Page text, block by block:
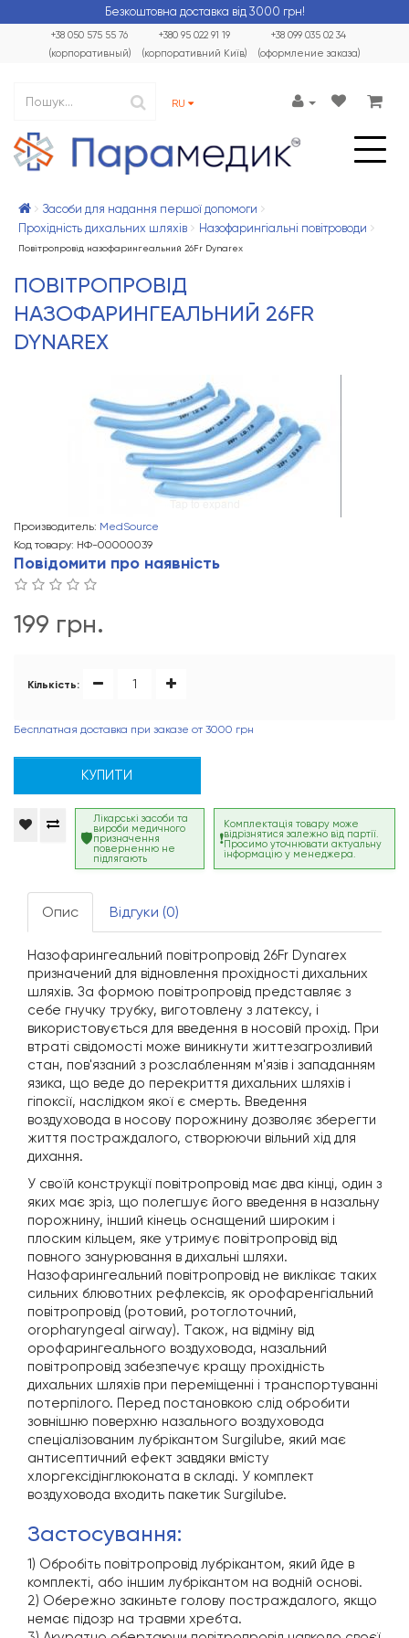
Безкоштовна доставка від 3000 грн!
+38 099 035 02 34
(оформление заказа)
+38 050 575 55 76
(корпоративный)
+380 95 022 91 19
(корпоративний Київ)
RU
Засоби для надання першої допомоги
Прохідність дихальних шляхів
Назофарингіальні повітроводи
Повітропровід назофарингеальний 26Fr Dynarex
ПОВІТРОПРОВІД
НАЗОФАРИНГЕАЛЬНИЙ 26FR
DYNAREX
Tap to expand
Производитель: MedSource
Код товару: НФ-00000039
Повідомити про наявність
199 грн.
Кількість:
Бесплатная доставка при заказе от 3000 грн
КУПИТИ
Лікарські засоби та
вироби медичного
призначення
поверненню не
підлягають
Комплектація товару може
відрізнятися залежно від партії.
Просимо уточнювати актуальну
інформацію у менеджера.
Опис Відгуки (0)
Назофарингеальний повітропровід 26Fr Dynarex
призначений для відновлення прохідності дихальних
шляхів. За формою повітропровід представляє з
себе гнучку трубку, виготовлену з латексу, і
використовується для введення в носовій прохід. При
втраті свідомості може виникнути життезагрозливий
стан, пов'язаний з розслабленням м'язів і западанням
язика, що веде до перекриття дихальних шляхів і
гіпоксії, наслідком якої є смерть. Введення
воздуховода в носову порожнину дозволяє зберегти
життя постраждалого, створюючи вільний хід для
дихання.
У своїй конструкції повітропровід має два кінці, один з
яких має зріз, що полегшує його введення в назальну
порожнину, інший кінець оснащений широким і
плоским кільцем, яке утримує повітропровід від
повного занурювання в дихальні шляхи.
Назофарингеальний повітропровід не виклікає таких
сильних блювотних рефлексів, як орофаренгіальний
повітропровід (ротовий, ротоглоточний,
oropharyngeal airway). Також, на відміну від
орофарингеального воздуховода, назальний
повітропровід забезпечує кращу прохідність
дихальних шляхів при переміщенні і транспортуванні
потерпілого. Перед постановкою слід обробити
зовнішню поверхню назального воздуховода
спеціалізованим лубрікантом Surgilube, який має
антисептичний ефект завдяки вмісту
хлоргексідінглюконата в складі. У комплект
воздуховода входить пакетик Surgilube.
застосування:
1) Обробіть повітропровід лубрікантом, який йде в
комплекті, або іншим лубрікантом на водній основі.
2) Обережно закиньте голову постраждалого, якщо
немає підозр на травми хребта.